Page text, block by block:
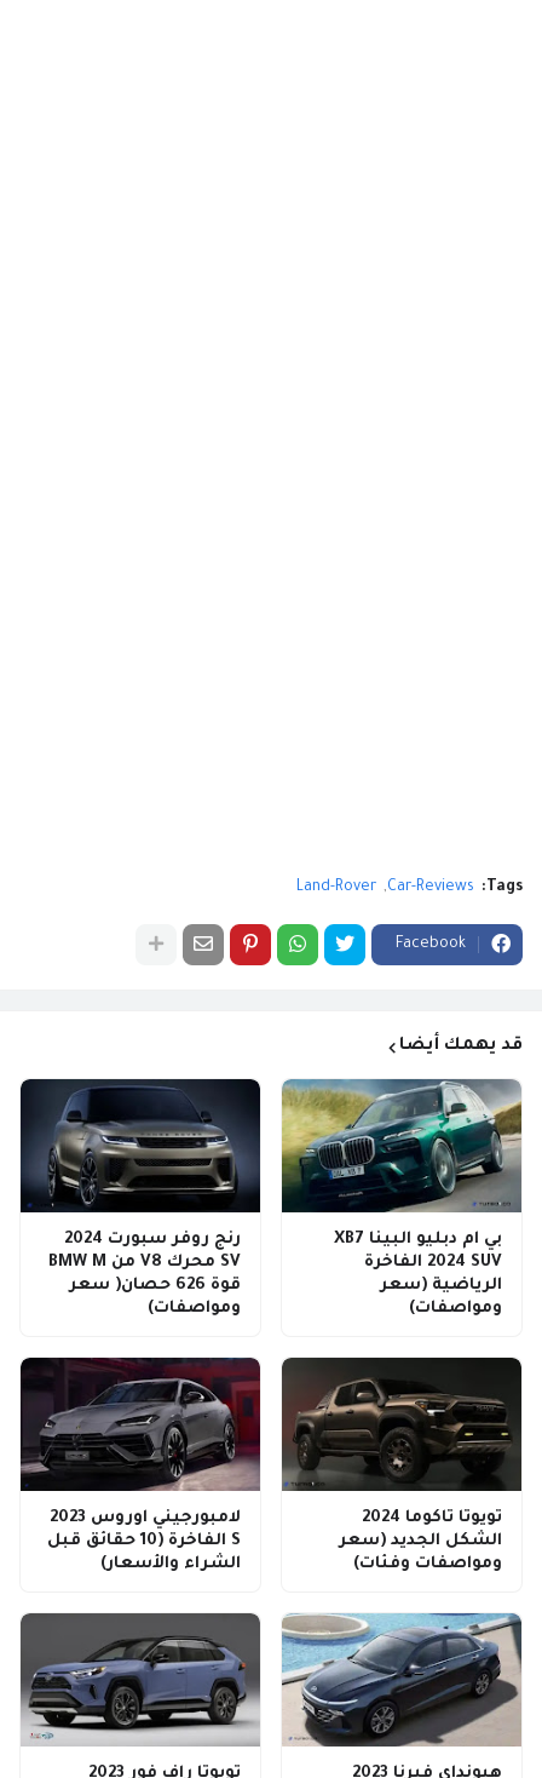
Tags:
Car-Reviews
Land-Rover
Facebook
قد يهمك أيضا
بي ام دبليو البينا XB7
2024 SUV الفاخرة
الرياضية (سعر
ومواصفات)
رنج روفر سبورت 2024
SV محرك V8 من BMW M
قوة 626 حصان( سعر
ومواصفات)
تويوتا تاكوما 2024
الشكل الجديد (سعر
ومواصفات وفئات)
لامبورجيني اوروس 2023
S الفاخرة (10 حقائق قبل
الشراء والأسعار)
هيونداي فيرنا 2023
تويوتا راف فور 2023